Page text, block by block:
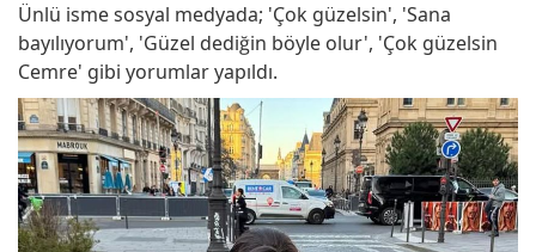
Ünlü isme sosyal medyada; 'Çok güzelsin', 'Sana
bayılıyorum', 'Güzel dediğin böyle olur', 'Çok güzelsin
Cemre' gibi yorumlar yapıldı.